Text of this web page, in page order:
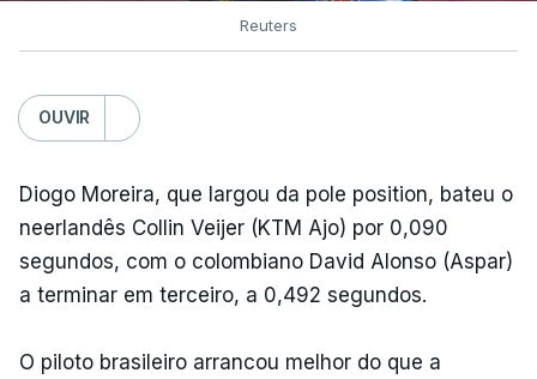
Reuters
OUVIR
Diogo Moreira, que largou da pole position, bateu o
neerlandês Collin Veijer (KTM Ajo) por 0,090
segundos, com o colombiano David Alonso (Aspar)
a terminar em terceiro, a 0,492 segundos.
O piloto brasileiro arrancou melhor do que a